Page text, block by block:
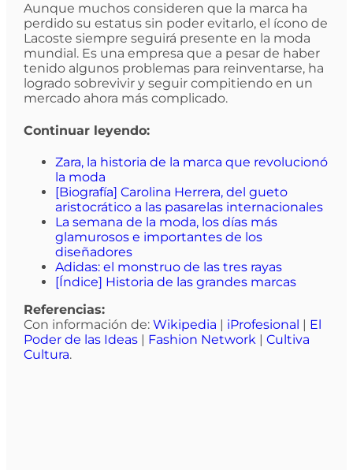
Aunque muchos consideren que la marca ha
perdido su estatus sin poder evitarlo, el ícono de
Lacoste siempre seguirá presente en la moda
mundial. Es una empresa que a pesar de haber
tenido algunos problemas para reinventarse, ha
logrado sobrevivir y seguir compitiendo en un
mercado ahora más complicado.
Continuar leyendo:
Zara, la historia de la marca que revolucionó
la moda
[Biografía] Carolina Herrera, del gueto
aristocrático a las pasarelas internacionales
La semana de la moda, los días más
glamurosos e importantes de los
diseñadores
Adidas: el monstruo de las tres rayas
[Índice] Historia de las grandes marcas
Referencias:
Con información de:Wikipedia | iProfesional | El
Poder de las Ideas| Fashion Network | Cultiva
Cultura.